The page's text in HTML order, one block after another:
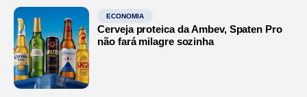
ECONOMIA
Cerveja proteica da Ambev, Spaten Pro
não fará milagre sozinha